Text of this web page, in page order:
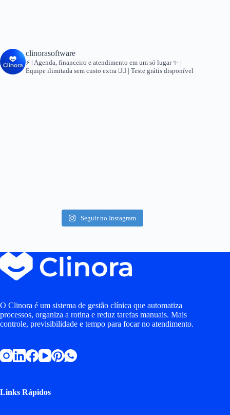
clinorasoftware
⚡ | Agenda, financeiro e atendimento em um só lugar✨ |
Equipe ilimitada sem custo extra 👇🏻 | Teste grátis disponível
Seguir no Instagram
O Clinora é um sistema de gestão clínica que automatiza
processos, organiza a rotina e reduz tarefas manuais. Mais
controle, previsibilidade e tempo para focar no atendimento.
Links Rápidos